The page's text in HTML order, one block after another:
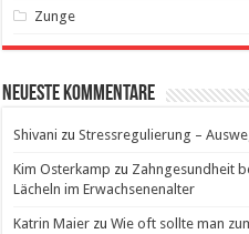
Zunge
Neueste Kommentare
Shivani zuStressregulierung –
Kim Osterkamp zu Zahngesundheit
Lächeln im Erwachsenenalter
Katrin Maier zuWie oft sollte man